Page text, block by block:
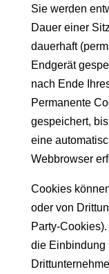
Sie werden
Dauer einer
dauerhaft
Endgerät
nach Ende
Permanente
gespeichert,
eine
Webbrowser
Cookies
oder von
Party-
die Einbindung